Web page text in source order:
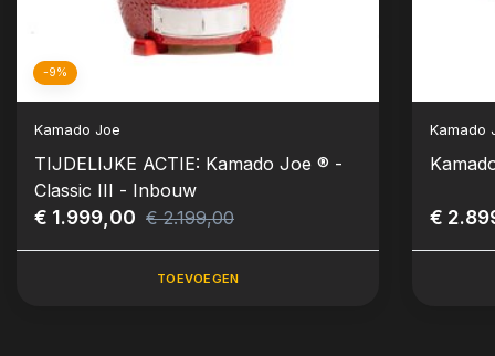
-9%
Kamado Joe
TIJDELIJKE ACTIE: Kamado Joe ® -
Classic III - Inbouw
€ 1.999,00 € 2.199,00
TOEVOEGEN
Kamado
€